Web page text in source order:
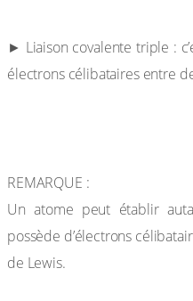
► Liaison covalente triple :
électrons célibataires entre
REMARQUE :
Un atome peut établir
possède d’électrons
de Lewis.